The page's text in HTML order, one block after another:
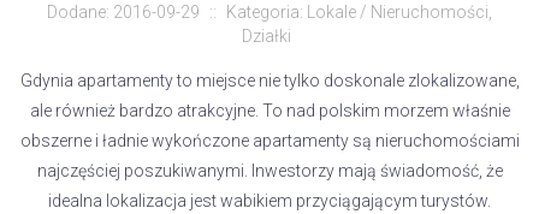
Dodane: 2016-09-29 ::
Kategoria: Lokale / Nieruchomości,
Działki
Gdynia apartamenty to miejsce nie tylko doskonale zlokalizowane,
ale również bardzo atrakcyjne. To nad polskim morzem właśnie
obszerne i ładnie wykończone apartamenty są nieruchomościami
najczęściej poszukiwanymi. Inwestorzy mają świadomość, że
idealna lokalizacja jest wabikiem przyciągającym turystów.